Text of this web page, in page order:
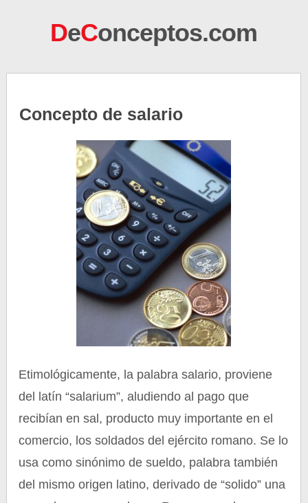
DeConceptos.com
Concepto de salario
Etimológicamente, la palabra salario, proviene
del latín “salarium”, aludiendo al pago que
recibían en sal, producto muy importante en el
comercio, los soldados del ejército romano. Se lo
usa como sinónimo de sueldo, palabra también
del mismo origen latino, derivado de “solido” una